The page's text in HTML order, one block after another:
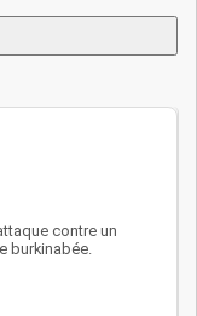
contre un
burkinabée.